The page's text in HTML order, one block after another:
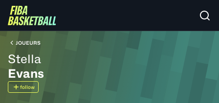
JOUEURS
Stella
Evans
follow